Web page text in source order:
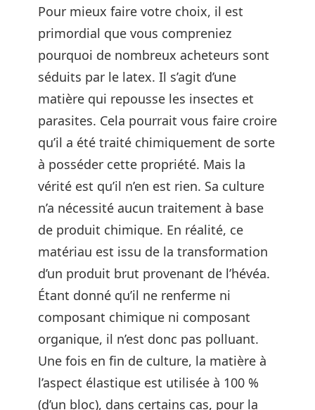
Pour mieux faire votre choix, il est
primordial que vous compreniez
pourquoi de nombreux acheteurs sont
séduits par le latex. Il s’agit d’une
matière qui repousse les insectes et
parasites. Cela pourrait vous faire croire
qu’il a été traité chimiquement de sorte
à posséder cette propriété. Mais la
vérité est qu’il n’en est rien. Sa culture
n’a nécessité aucun traitement à base
de produit chimique. En réalité, ce
matériau est issu de la transformation
d’un produit brut provenant de l’hévéa.
Étant donné qu’il ne renferme ni
composant chimique ni composant
organique, il n’est donc pas polluant.
Une fois en fin de culture, la matière à
l’aspect élastique est utilisée à 100 %
(d’un bloc), dans certains cas, pour la